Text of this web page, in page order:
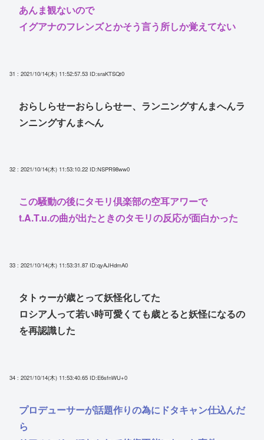
あんま観ないので
イグアナのフレンズとかそう言う所しか覚えてない
31 : 2021/10/14(木) 11:52:57.53 ID:sraKTSQt0
おらしらせーおらしらせー、ランニングすんまへんラ
ンニングすんまへん
32 : 2021/10/14(木) 11:53:10.22 ID:NSPR98ww0
この騒動の後にタモリ倶楽部の空耳アワーで
t.A.T.u.の曲が出たときのタモリの反応が面白かった
33 : 2021/10/14(木) 11:53:31.87 ID:qyAJHdmA0
タトゥーが歳とって妖怪化してた
ロシア人って若い時可愛くても歳とると妖怪になるの
を再認識した
34 : 2021/10/14(木) 11:53:40.65 ID:E6sfnWU+0
プロデューサーが話題作りの為にドタキャン仕込んだ
ら